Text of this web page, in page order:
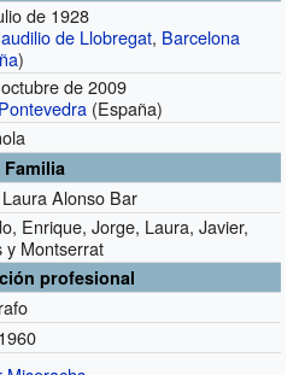
de 1928
de Llobregat, Barcelona
)
de 2009
Pontevedra (España)
Familia
Alonso Bar
Enrique, Jorge, Laura, Javier,
y Montserrat
profesional